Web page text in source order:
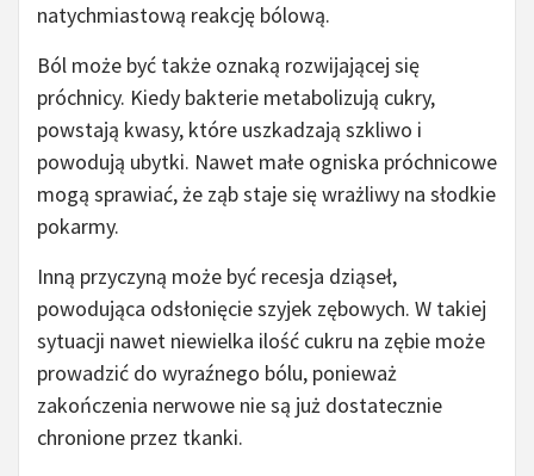
natychmiastową reakcję bólową.
Ból może być także oznaką rozwijającej się
próchnicy. Kiedy bakterie metabolizują cukry,
powstają kwasy, które uszkadzają szkliwo i
powodują ubytki. Nawet małe ogniska próchnicowe
mogą sprawiać, że ząb staje się wrażliwy na słodkie
pokarmy.
Inną przyczyną może być recesja dziąseł,
powodująca odsłonięcie szyjek zębowych. W takiej
sytuacji nawet niewielka ilość cukru na zębie może
prowadzić do wyraźnego bólu, ponieważ
zakończenia nerwowe nie są już dostatecznie
chronione przez tkanki.